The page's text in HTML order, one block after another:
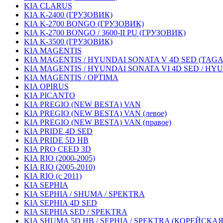
KIA CLARUS
KIA K-2400 (ГРУЗОВИК)
KIA K-2700 BONGO (ГРУЗОВИК)
KIA K-2700 BONGO / 3600-II PU (ГРУЗОВИК)
KIA K-3500 (ГРУЗОВИК)
KIA MAGENTIS
KIA MAGENTIS / HYUNDAI SONATA V 4D SED
KIA MAGENTIS / HYUNDAI SONATA VI 4D SED /
KIA MAGENTIS / OPTIMA
KIA OPIRUS
KIA PICANTO
KIA PREGIO (NEW BESTA) VAN
KIA PREGIO (NEW BESTA) VAN (левое)
KIA PREGIO (NEW BESTA) VAN (правое)
KIA PRIDE 4D SED
KIA PRIDE 5D HB
KIA PRO CEED 3D
KIA RIO (2000-2005)
KIA RIO (2005-2010)
KIA RIO (с 2011)
KIA SEPHIA
KIA SEPHIA / SHUMA / SPEKTRA
KIA SEPHIA 4D SED
KIA SEPHIA SED / SPEKTRA
KIA SHUMA 5D HB / SEPHIA / SPEKTRA